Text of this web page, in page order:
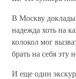
В Москву
надежда хоть на
колокол мог
брать на себя эту
И еще один